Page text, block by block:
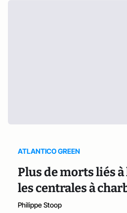
ATLANTICO GREEN
Plus de morts liés
les centrales à
Philippe Stoop